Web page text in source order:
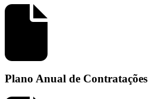
Plano Anual de Contratações